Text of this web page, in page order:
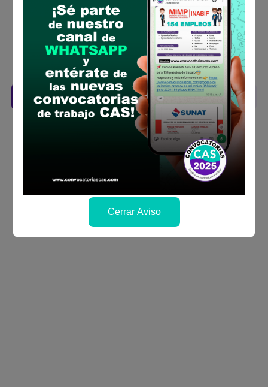
la fechas y por los medios que indica las
bases
Revisar el cronograma para conocer cuando
se publicará los resultados
Descarga aquí las Bases
Cerrar Aviso